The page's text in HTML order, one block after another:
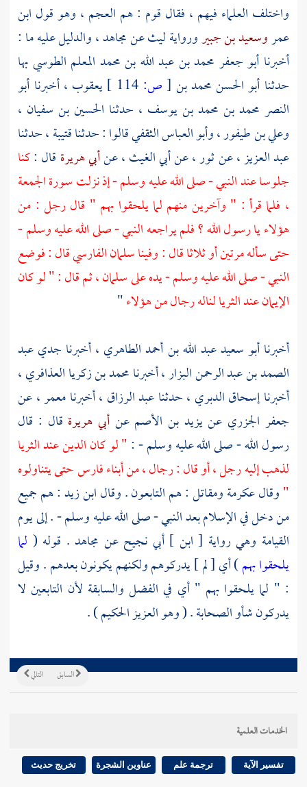
واختلف العلماء فيهم ، فقال قوم : هم العجم ، وهو قول ابن
عمروسعيد بن جبيروروايةليثعنمجاهد ،والدليل عليه ما :
أخبرنا أبو جعفر محمد بن عبد الله بن محمد المعلم الطوسيبها
حدثنا أبو الحسنمحمد بن [ص: يعقوب ،أخبرنا أبو
النصر محمد بن محمد بن يوسف ، حدثنا الحسين بن سفيان ،
وعلي بن طيفور ،وأبو العباس الثقفيقالوا : حدثناقتيبة ،حدثنا
عبد العزيز ،عنثور ،عنأبي الغيث ،عنأبي هريرة قال :كنا
جلوسا عند النبي - صلى الله عليه وسلم - إذ نزلت سورة الجمعة
، فلما قرأ : " وآخرين منهم لما يلحقوا بهم " قال رجل : من
هؤلاء يا رسول الله ؟ فلم يراجعه النبي - صلى الله عليه وسلم -
حتى سأله مرتين أو ثلاثا قال : وفيناسلمان الفارسيقال : فوضع
النبي - صلى الله عليه وسلم - يده علىسلمان ،ثم قال : " لو كان
الإيمان عند الثريا لناله رجال من هؤلاء"
أخبرناأبو سعيد عبد الله بن أحمد الطاهري ،أخبرنا جديعبد
الصمد بن عبد الرحمن البزار ،أخبرنامحمد بن زكريا العذافري ،
أخبرناإسحاق الدبري ،حدثناعبد الرزاق ،أخبرنامعمر ،عن
جعفر الجزري عنيزيد بن الأصمعن أبي هريرة قال : قال
رسول الله - صلى الله عليه وسلم - :" لو كان الدين عند الثريا
لذهب إليه رجل ، أو قال : رجال ، من أبناء فارس حتى يتناولوه
"وقالعكرمةومقاتل: هم التابعون . وقالابن زيد: هم جميع
من دخل في الإسلام بعد النبي - صلى الله عليه وسلم - . إلى يوم
القيامة وهي رواية [ ابن ] أبي نجيحعن مجاهد . قوله ( لما
يلحقوا بهم) أي [ لم ] يدركوهم ولكنهم يكونون بعدهم . وقيل
: " لما يلحقوا بهم " أي في الفضل والسابقة لأن التابعين لا
يدركون شأو الصحابة . ( وهو العزيز الحكيم ) .
التالي السابق
الخدمات العلمية
تفسير الآية ترجمة علم عناوين الشجرة تخريج حديث